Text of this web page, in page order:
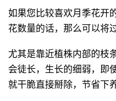
如果您比较喜欢月季花开
花数量的话，那么可以将
尤其是靠近植株内部的枝
会徒长，生长的细弱，即
就干脆直接掰除，节省下